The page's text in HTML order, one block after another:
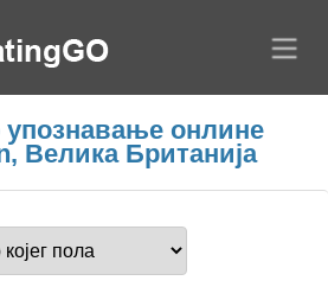
упознавање онлине
Велика Британија